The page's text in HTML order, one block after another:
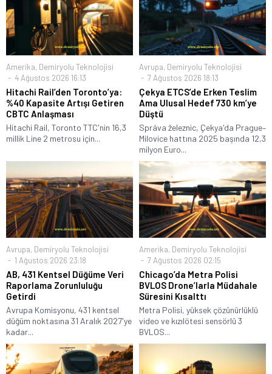
Amerika, Demiryolu Teknolojisi
4 Ağustos 2026 16:13
Hitachi Rail’den Toronto’ya:
%40 Kapasite Artışı Getiren
CBTC Anlaşması
Hitachi Rail, Toronto TTC'nin 16,3
millik Line 2 metrosu için...
Avrupa, Demiryolu Teknolojisi
7 Ağustos 2026 18:13
Çekya ETCS’de Erken Teslim
Ama Ulusal Hedef 730 km’ye
Düştü
Správa železnic, Çekya'da Prague–
Milovice hattına 2025 başında 12,3
milyon Euro...
Avrupa, Demiryolu Teknolojisi
1 Ağustos 2026 23:18
AB, 431 Kentsel Düğüme Veri
Raporlama Zorunluluğu
Getirdi
Avrupa Komisyonu, 431 kentsel
düğüm noktasına 31 Aralık 2027'ye
kadar...
Amerika, Demiryolu Teknolojisi
7 Ağustos 2026 02:15
Chicago’da Metra Polisi
BVLOS Drone’larla Müdahale
Süresini Kısalttı
Metra Polisi, yüksek çözünürlüklü
video ve kızılötesi sensörlü 3
BVLOS...